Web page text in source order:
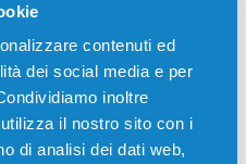
contenuti ed
dei social media e per
inoltre
il nostro sito con i
di analisi dei dati web,